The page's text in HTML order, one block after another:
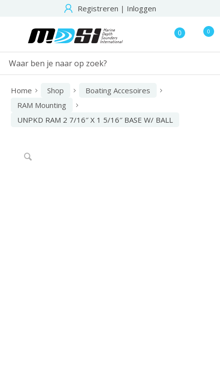
Registreren | Inloggen
0 0
Home Shop
Boating Accesoires
RAM Mounting
UNPKD RAM 2 7/16″ X 1 5/16″ BASE W/ BALL